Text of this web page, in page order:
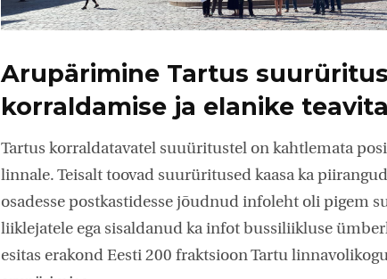
Arupärimine Tartus
korraldamise ja elanike
Tartus korraldatavatel suuüritustel on kahtlemata
linnale. Teisalt toovad suurüritused kaasa ka
osadesse postkastidesse jõudnud infoleht oli pigem
liiklejatele ega sisaldanud ka infot bussiliikluse
esitas erakond Eesti 200 fraktsioon Tartu